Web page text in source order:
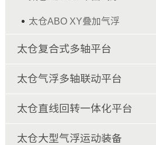
太仓ABO XY叠加气浮
太仓复合式多轴平台
太仓气浮多轴联动平台
太仓直线回转一体化平台
太仓大型气浮运动装备